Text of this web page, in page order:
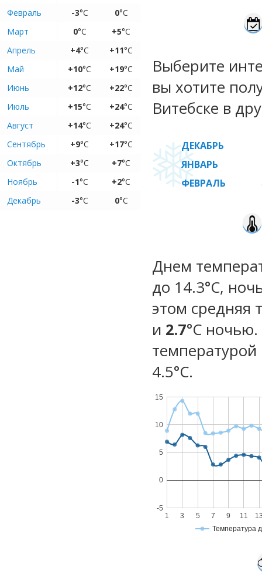
Февраль
-3°C 0°C
Март
0°C +5°C
Апрель
+4°C +11°C
Май
+10°C +19°C
Июнь
+12°C +22°C
Июль
+15°C +24°C
Август
+14°C +24°C
Сентябрь
+9°C +17°C
Октябрь
+3°C +7°C
Ноябрь
-1°C +2°C
Декабрь
-3°C 0°C
Выберите
вы хотите
Витебске в
ДЕКАБРЬ
ЯНВАРЬ
ФЕВРАЛЬ
Днем
до 14.3°C,
этом средняя
и 2.7°C
температурой
4.5°С.
Температура
1 3 5 7 9 11
-5
0
5
10
15